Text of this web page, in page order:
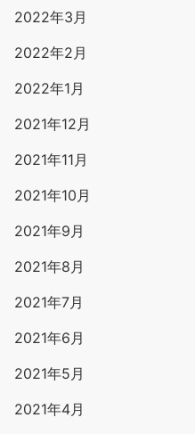
2022年3月
2022年2月
2022年1月
2021年12月
2021年11月
2021年10月
2021年9月
2021年8月
2021年7月
2021年6月
2021年5月
2021年4月